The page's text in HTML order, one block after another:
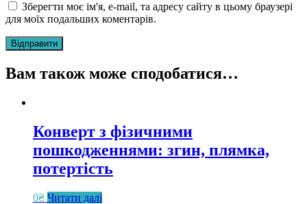
Зберегти моє ім'я, e-mail, та адресу сайту в цьому браузері
для моїх подальших коментарів.
Вам також може сподобатися…
Конверт з фізичними
пошкодженнями: згин, плямка,
потертість
0₴ Читати далі